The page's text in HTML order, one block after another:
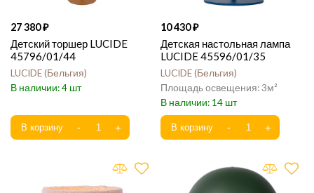
27 380
Детский торшер LUCIDE
45796/01/44
LUCIDE Бельгия
4
10 430
Детская настольная лампа
LUCIDE 45596/01/35
LUCIDE Бельгия
3
14